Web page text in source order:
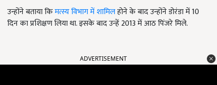
उन्होंने बताया किमत्स्य विभाग में शामिलहोने के बाद उन्होंने डोरंडा में 10
दिन का प्रशिक्षण लिया था. इसके बाद उन्हें 2013 में आठ पिंजरे मिले.
ADVERTISEMENT